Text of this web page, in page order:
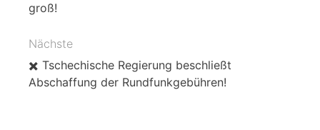
groß!
Nächste
✖️ Tschechische Regierung beschließt
Abschaffung der Rundfunkgebühren!